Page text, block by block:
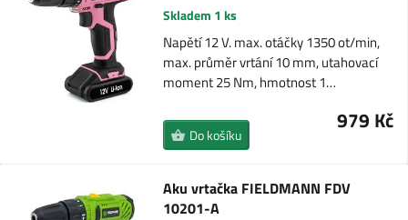
Skladem 1 ks
Napětí 12 V. max. otáčky 1350 ot/min,
max. průměr vrtání 10 mm, utahovací
moment 25 Nm, hmotnost 1…
979 Kč
Do košíku
Aku vrtačka FIELDMANN FDV
10201-A